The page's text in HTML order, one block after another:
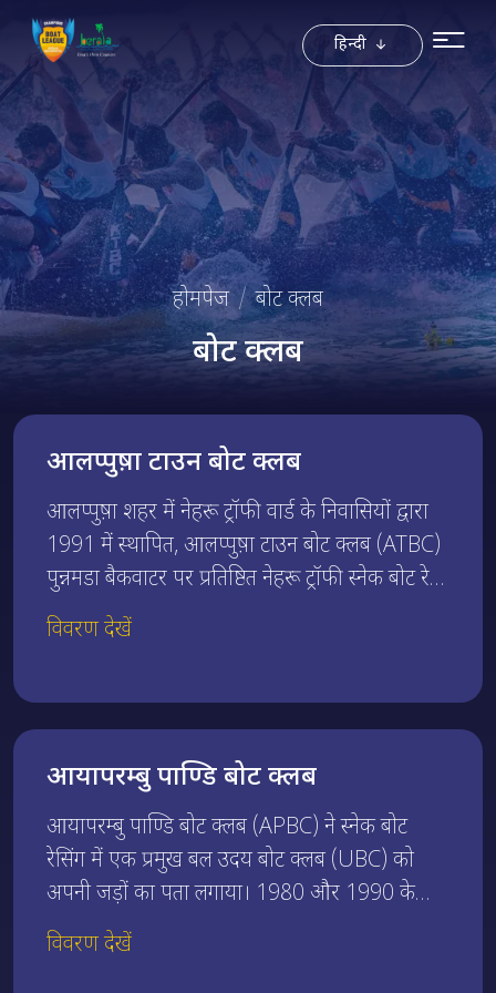
हिन्दी Toggle
होमपेज बोट क्लब
बोट क्लब
आलप्पुष़ा टाउन बोट क्लब
आलप्पुष़ा शहर में नेहरू ट्रॉफी वार्ड के निवासियों द्वारा
1991 में स्थापित, आलप्पुष़ा टाउन बोट क्लब (ATBC)
पुन्नमडा बैकवाटर पर प्रतिष्ठित नेहरू ट्रॉफी स्नेक बोट रेस
या सर्प नौका दौड़ के आयोजन में महत्वपूर्ण भूमिका
निभाता है। क्लब ने 1995 में अपनी पहली नेहरू ट्रॉफी
फाइनल में पहुंच चुका है और कई बार हारने वालों के
राजीव गांधी ट्रॉफी, निरणम बोट रेस और चम्पक्कुलम
बोट रेस सहित अन्य प्रतिष्ठित प्रतियोगिताओं में जीत
हासिल की है।
विवरण देखें
आयापरम्बु पाण्डि बोट क्लब
आयापरम्बु पाण्डि बोट क्लब (APBC) ने स्नेक बोट
रेसिंग में एक प्रमुख बल उदय बोट क्लब (UBC) को
अपनी जड़ों का पता लगाया। 1980 और 1990 के
दशक के दौरान, यूबीसी ने नेहरू ट्रॉफी सहित प्रमुख
चैंपियनशिप में उल्लेखनीय प्रदर्शन दिया। क्लब में
विवरण देखें